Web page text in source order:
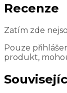
Recenze
Zatím zde
Pouze
produkt,